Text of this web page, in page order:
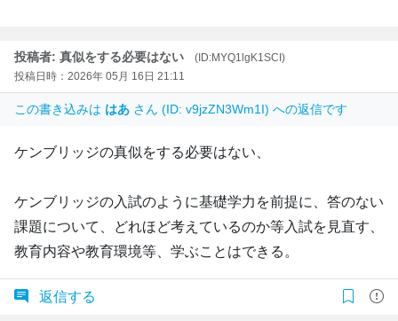
投稿者: 真似をする必要はない
(ID:MYQ1lgK1SCI)
投稿日時：2026年 05月 16日 21:11
この書き込みは はあ さん (ID: v9jzZN3Wm1I) への返信です
ケンブリッジの真似をする必要はない、
ケンブリッジの入試のように基礎学力を前提に、答のない
課題について、どれほど考えているのか等入試を見直す、
教育内容や教育環境等、学ぶことはできる。
返信する